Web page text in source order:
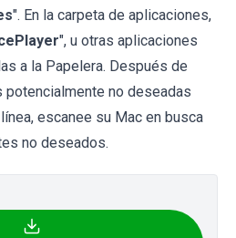
". En la carpeta de aplicaciones,
", u otras aplicaciones
a la Papelera. Después de
no deseadas
escanee su Mac en busca
no deseados.